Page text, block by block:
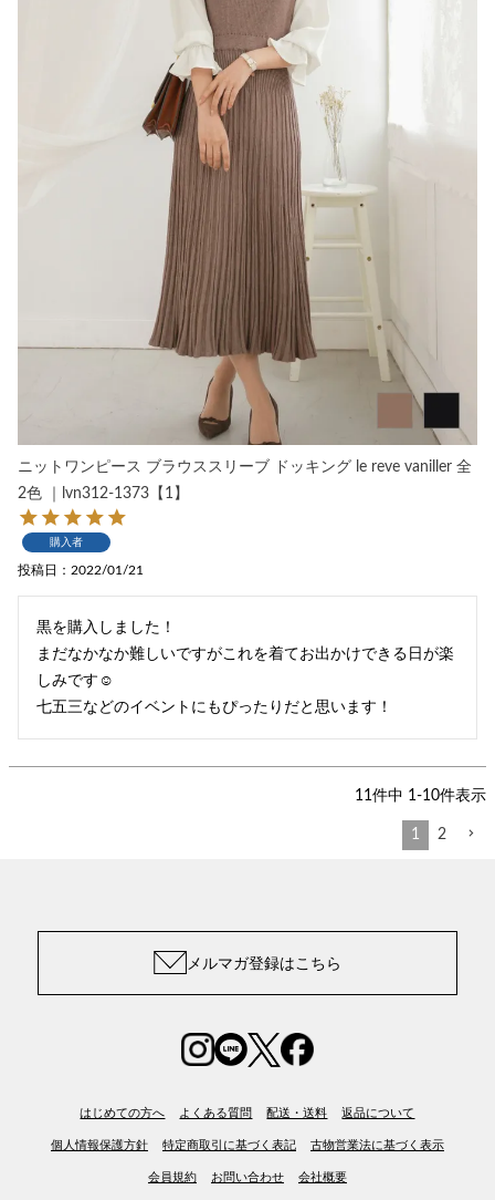
ニットワンピース ブラウススリーブ ドッキング le reve vaniller 全
2色 ｜lvn312-1373【1】
購入者
投稿日 2022/01/21
黒を購入しました！
まだなかなか難しいですがこれを着てお出かけできる日が楽
しみです☺︎
七五三などのイベントにもぴったりだと思います！
11件中 1-10件表示
1 2
メルマガ登録はこちら
はじめての方へ よくある質問 配送・送料 返品について
個人情報保護方針 特定商取引に基づく表記 古物営業法に基づく表示
会員規約 お問い合わせ 会社概要